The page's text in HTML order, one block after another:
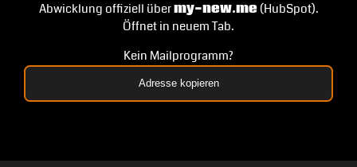
Abwicklung offiziell übermy-new.me(HubSpot).
Öffnet in neuem Tab.
Kein Mailprogramm?
Adresse kopieren